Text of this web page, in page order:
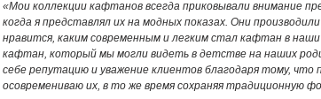
«Мои коллекции кафтанов всегда приковывали внимание
когда я представлял их на модных показах. Они
нравится, каким современным и легким стал кафтан в
кафтан, который мы могли видеть в детстве на наших
себе репутацию и уважение клиентов благодаря тому,
осовремениваю их, в то же время сохраняя традиционную